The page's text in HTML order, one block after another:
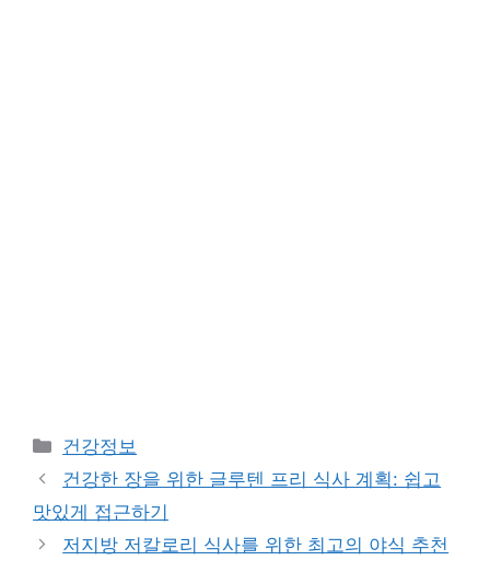
Categories
건강정보
건강한 장을 위한 글루텐 프리 식사 계획: 쉽고
맛있게 접근하기
저지방 저칼로리 식사를 위한 최고의 야식 추천